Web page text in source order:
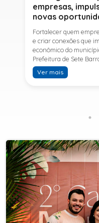
empresas,
novas
Fortalecer quem
e criar conexões que
econômico do
Prefeitura de Sete
Municipal de Turismo
promove na próxima
telecomunicações e
Consultor, que
aumentar resultados,
comerciais e ampliar
negócios.Para a
Desenvolvimento
Negócios 7B
do Prefeito Ítalo Costa
empreendedorismo e
Ver mais